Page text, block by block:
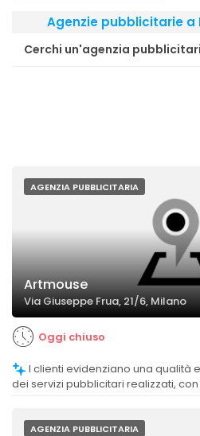
Agenzie pubblicitarie a
Cerchi un'agenzia
AGENZIA PUBBLICITARIA
Artmouse
Via Giuseppe Frua, 21/6, Milano
Oggi chiuso
dei servizi pubblicitari realizzati,
AGENZIA PUBBLICITARIA